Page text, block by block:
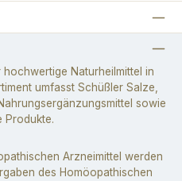
Naturheilmittel in
umfasst Schüßler Salze,
sowie
Produkte.
Arzneimittel werden
des Homöopathischen